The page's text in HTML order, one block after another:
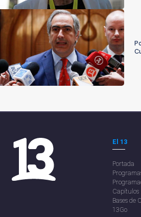
El 13
Portada
Capítulos
Bases de
13Go